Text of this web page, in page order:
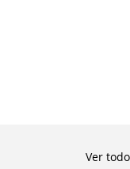
Ver todo